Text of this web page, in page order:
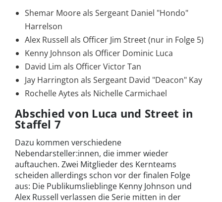
Shemar Moore als Sergeant Daniel "Hondo"
Harrelson
Alex Russell als Officer Jim Street (nur in Folge 5)
Kenny Johnson als Officer Dominic Luca
David Lim als Officer Victor Tan
Jay Harrington als Sergeant David "Deacon" Kay
Rochelle Aytes als Nichelle Carmichael
Abschied von Luca und Street in
Staffel 7
Dazu kommen verschiedene
Nebendarsteller:innen, die immer wieder
auftauchen. Zwei Mitglieder des Kernteams
scheiden allerdings schon vor der finalen Folge
aus: Die Publikumslieblinge Kenny Johnson und
Alex Russell verlassen die Serie mitten in der